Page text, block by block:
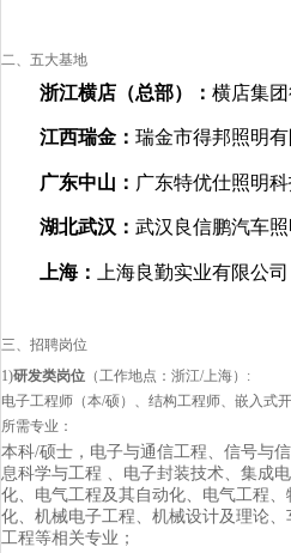
二、五大基地
浙江横店（总部）： 横店集
江西瑞金： 瑞金市得邦照明
广东中山： 广东特优仕照明
湖北武汉： 武汉良信鹏汽车
上海： 上海良勤实业有限公
三、招聘岗位
1)研发类岗位 （工作地点：浙江/上海） :
电子工程师（本/硕）、结构工程师、嵌入式
所需专业：
本科/硕士，电子与通信工程、信号与
息科学与工程 、电子封装技术、集成
化、电气工程及其自动化、电气工程
化、机械电子工程、机械设计及理论
工程等相关专业；